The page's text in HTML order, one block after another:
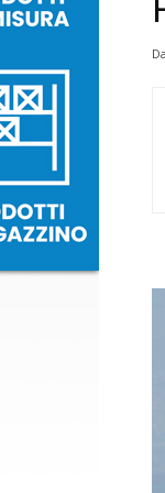
Da